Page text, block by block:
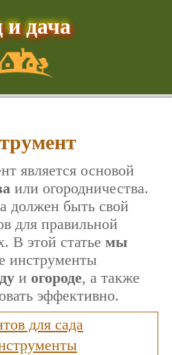
и дача
является основой
или огородничества.
должен быть свой
для правильной
В этой статье мы
инструменты
и огороде, а также
эффективно.
для сада